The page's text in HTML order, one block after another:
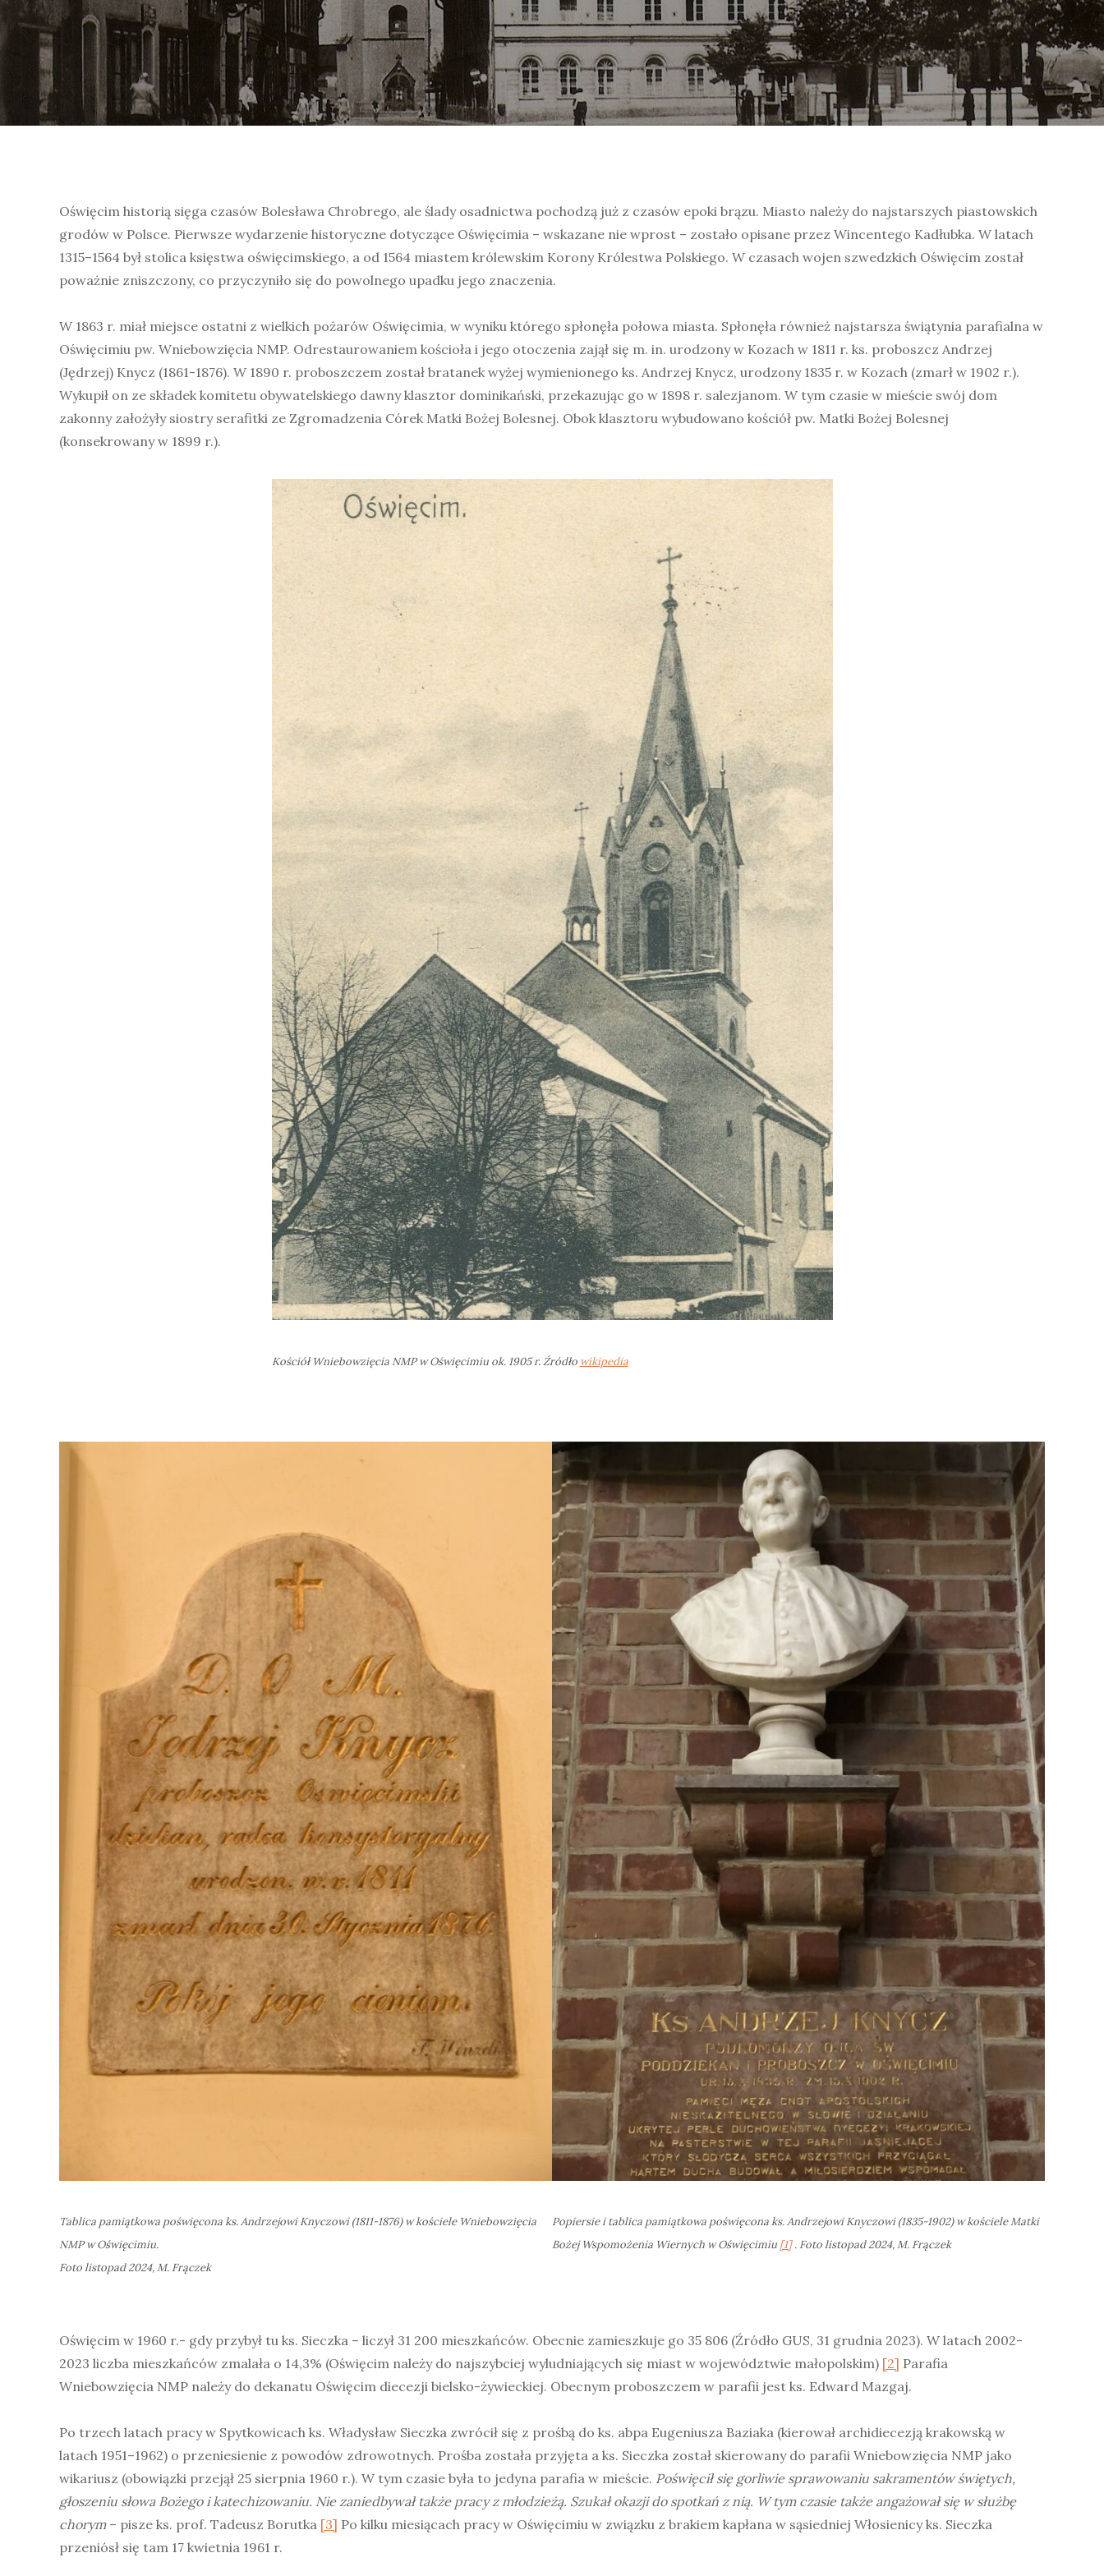
Oświęcim historią sięga czasów Bolesława Chrobrego, ale ślady osadnictwa pochodzą już z czasów epoki brązu. Miasto należy do najstarszych piastowskich
grodów w Polsce. Pierwsze wydarzenie historyczne dotyczące Oświęcimia – wskazane nie wprost – zostało opisane przez Wincentego Kadłubka. W latach
1315–1564 był stolica księstwa oświęcimskiego, a od 1564 miastem królewskim Korony Królestwa Polskiego. W czasach wojen szwedzkich Oświęcim został
poważnie zniszczony, co przyczyniło się do powolnego upadku jego znaczenia.
W 1863 r. miał miejsce ostatni z wielkich pożarów Oświęcimia, w wyniku którego spłonęła połowa miasta. Spłonęła również najstarsza świątynia parafialna w
Oświęcimiu pw. Wniebowzięcia NMP. Odrestaurowaniem kościoła i jego otoczenia zajął się m. in. urodzony w Kozach w 1811 r. ks. proboszcz Andrzej
(Jędrzej) Knycz (1861-1876). W 1890 r. proboszczem został bratanek wyżej wymienionego ks. Andrzej Knycz, urodzony 1835 r. w Kozach (zmarł w 1902 r.).
Wykupił on ze składek komitetu obywatelskiego dawny klasztor dominikański, przekazując go w 1898 r. salezjanom. W tym czasie w mieście swój dom
zakonny założyły siostry serafitki ze Zgromadzenia Córek Matki Bożej Bolesnej. Obok klasztoru wybudowano kościół pw. Matki Bożej Bolesnej
(konsekrowany w 1899 r.).
Kościół Wniebowzięcia NMP w Oświęcimiu ok. 1905 r. Źródło wikipedia
Tablica pamiątkowa poświęcona ks. Andrzejowi Knyczowi (1811-1876) w kościele Wniebowzięcia
NMP w Oświęcimiu.
Foto listopad 2024, M. Frączek
Popiersie i tablica pamiątkowa poświęcona ks. Andrzejowi Knyczowi (1835-1902) w kościele Matki
Bożej Wspomożenia Wiernych w Oświęcimiu [1]. Foto listopad 2024, M. Frączek
Oświęcim w 1960 r.- gdy przybył tu ks. Sieczka – liczył 31 200 mieszkańców. Obecnie zamieszkuje go 35 806 (Źródło GUS, 31 grudnia 2023). W latach 2002-
2023 liczba mieszkańców zmalała o 14,3% (Oświęcim należy do najszybciej wyludniających się miast w województwie małopolskim) [2] Parafia
Wniebowzięcia NMP należy do dekanatu Oświęcim diecezji bielsko-żywieckiej. Obecnym proboszczem w parafii jest ks. Edward Mazgaj.
Po trzech latach pracy w Spytkowicach ks. Władysław Sieczka zwrócił się z prośbą do ks. abpa Eugeniusza Baziaka (kierował archidiecezją krakowską w
latach 1951–1962) o przeniesienie z powodów zdrowotnych. Prośba została przyjęta a ks. Sieczka został skierowany do parafii Wniebowzięcia NMP jako
wikariusz (obowiązki przejął 25 sierpnia 1960 r.). W tym czasie była to jedyna parafia w mieście. Poświęcił się gorliwie sprawowaniu sakramentów świętych,
głoszeniu słowa Bożego i katechizowaniu. Nie zaniedbywał także pracy z młodzieżą. Szukał okazji do spotkań z nią. W tym czasie także angażował się w służbę
chorym– pisze ks. prof. Tadeusz Borutka [3] Po kilku miesiącach pracy w Oświęcimiu w związku z brakiem kapłana w sąsiedniej Włosienicy ks. Sieczka
przeniósł się tam 17 kwietnia 1961 r.